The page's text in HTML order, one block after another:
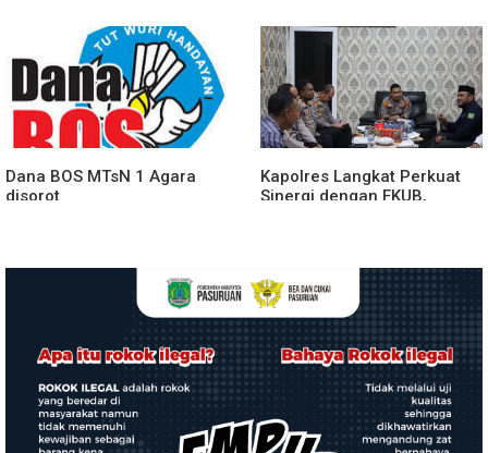
Forkopimda untuk Menjaga
Stabilitas Daerah
Dan Penyerahan Tunggul
Kesatuan Polres Tulang
Bawang Berlangsung
Spektakuler
Dana BOS MTsN 1 Agara
disorot
Kapolres Langkat Perkuat
Sinergi dengan FKUB,